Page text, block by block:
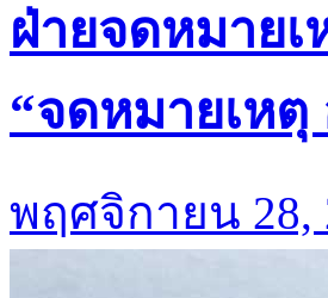
ฝ่ายจดหมาย
“จดหมายเห
พฤศจิกายน 28,